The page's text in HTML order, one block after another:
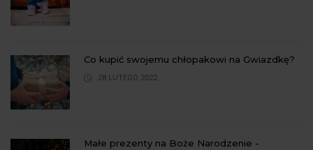
Co kupić swojemu chłopakowi na Gwiazdkę?
28 LUTEGO 2022
Małe prezenty na Boże Narodzenie -